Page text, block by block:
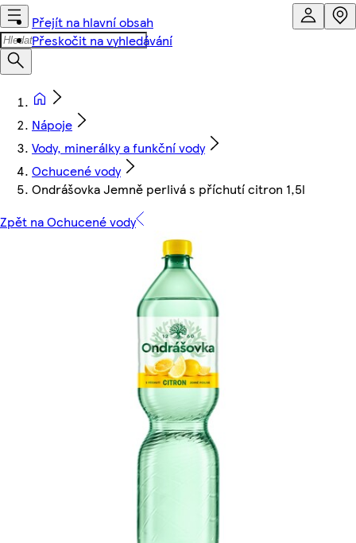
Přejít na hlavní obsah
Přeskočit na vyhledávání
Nápoje
Vody, minerálky a funkční vody
Ochucené vody
Ondrášovka Jemně perlivá s příchutí citron 1,5l
Zpět na Ochucené vody